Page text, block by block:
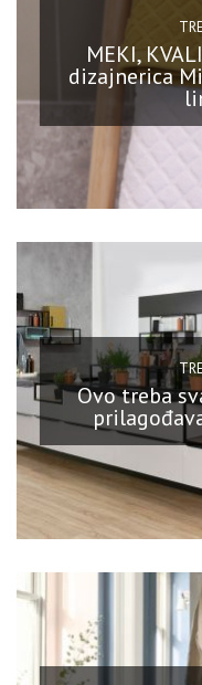
MEKI,
dizajnerica
Ovo treba